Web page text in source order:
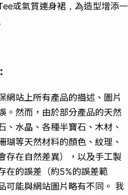
或氣質連身裙，為造型增添一
網站上所有產品的描述、圖片
。然而，由於部分產品的天然
、水晶、各種半寶石、木材、
瑚等天然材料的顏色、紋理、
存在自然差異），以及手工製
在的誤差（約5%的誤差範
可能與網站圖片略有不同。 我